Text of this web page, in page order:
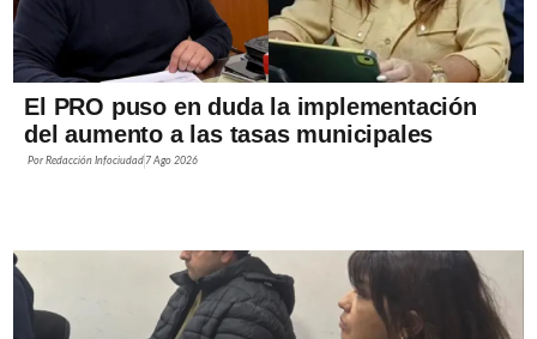
El PRO puso en duda la implementación
del aumento a las tasas municipales
PorRedacción Infociudad 7 Ago 2026